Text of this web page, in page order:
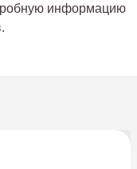
информацию